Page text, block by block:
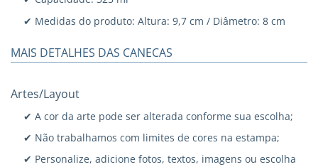
✔ Medidas do produto: Altura: 9,7 cm / Diâmetro: 8 cm
MAIS DETALHES DAS CANECAS
Artes/Layout
✔ A cor da arte pode ser alterada conforme sua escolha;
✔ Não trabalhamos com limites de cores na estampa;
✔ Personalize, adicione fotos, textos, imagens ou escolha